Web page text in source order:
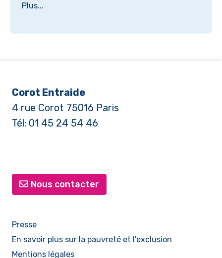
Plus...
Corot Entraide
4 rue Corot 75016 Paris
Tél: 01 45 24 54 46
Nous contacter
Presse
En savoir plus sur la pauvreté et l'exclusion
Mentions légales